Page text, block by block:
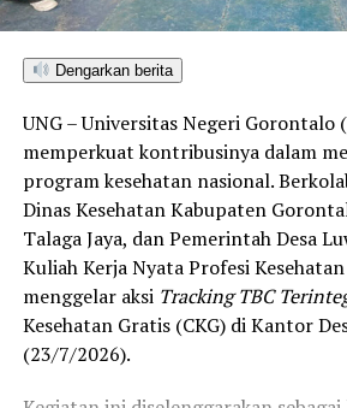
di Gorontalo masih berada pada
tertinggi di kawasan SulutGo
dalam Rakorwil TPAKD,” ungkap
usai kegiatan.
Indra menambahkan, skor IKAD ini
tingkat keterjangkauan,
layanan keuangan bagi masyarakat
berada di posisi terdepan.
Dengarkan berita
UNG – Universitas Negeri Gorontalo
memperkuat kontribusinya dalam
program kesehatan nasional.
Dinas Kesehatan Kabupaten
Talaga Jaya, dan Pemerintah Desa
Kuliah Kerja Nyata Profesi
menggelar aksi Tracking TBC
Kesehatan Gratis (CKG) di Kantor
(23/7/2026).